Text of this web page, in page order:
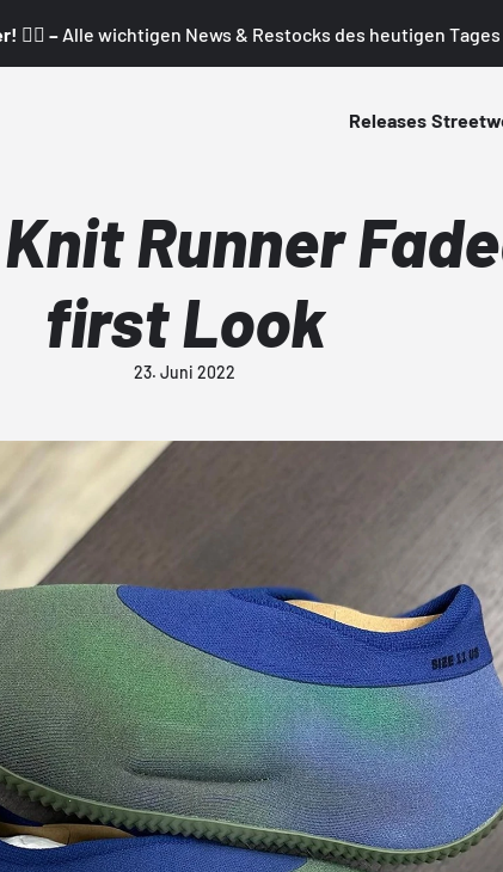
👇🏼 – Alle wichtigen News & Restocks des heutigen Tages
Releases
Runner
first Look
23. Juni 2022